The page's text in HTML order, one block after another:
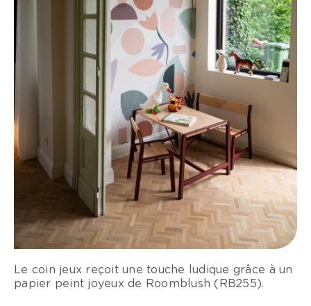
Le coin jeux reçoit une touche ludique grâce à un
papier peint joyeux de Roomblush (RB255).